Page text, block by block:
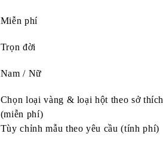
Miễn phí
Trọn đời
Nam / Nữ
Chọn loại vàng & loại hột theo sở thích
(miễn phí)
Tùy chỉnh mẫu theo yêu cầu (tính phí)